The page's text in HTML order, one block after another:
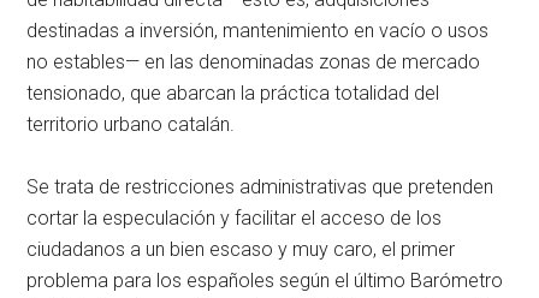
destinadas a inversión, mantenimiento en vacío o usos
no estables— en las denominadas zonas de mercado
tensionado, que abarcan la práctica totalidad del
territorio urbano catalán.
Se trata de restricciones administrativas que pretenden
cortar la especulación y facilitar el acceso de los
ciudadanos a un bien escaso y muy caro, el primer
problema para los españoles según el último Barómetro